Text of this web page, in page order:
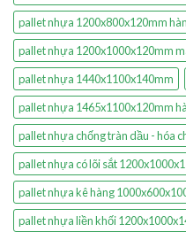
pallet nhựa 1200x800x120mm
pallet nhựa 1200x1000x120mm
pallet nhựa 1440x1100x140mm
pallet nhựa 1465x1100x120mm
pallet nhựa chống tràn dầu - hóa
pallet nhựa có lõi sắt
pallet nhựa kê hàng
pallet nhựa liền khối